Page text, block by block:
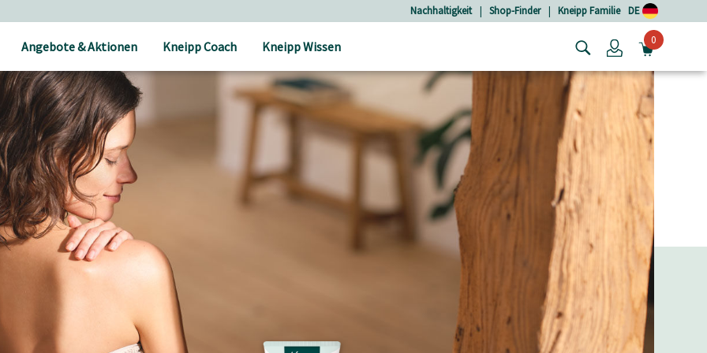
Nachhaltigkeit | Shop-Finder | Kneipp Familie DE
Angebote & Aktionen Kneipp Coach Kneipp Wissen Login0